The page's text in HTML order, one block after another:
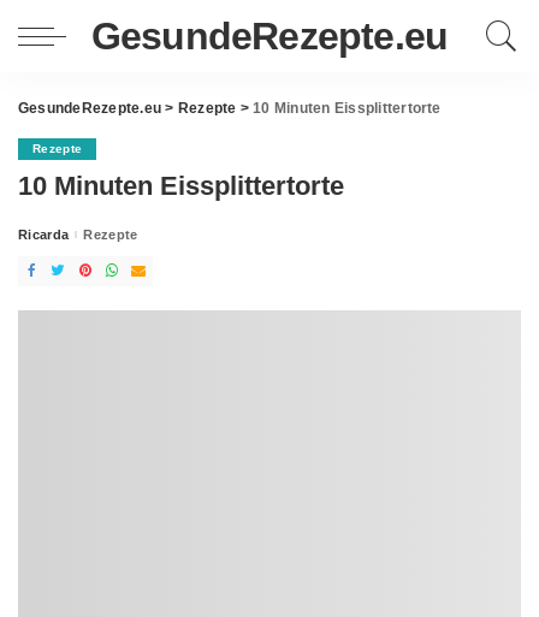
GesundeRezepte.eu
GesundeRezepte.eu > Rezepte >10 Minuten Eissplittertorte
Rezepte
10 Minuten Eissplittertorte
Posted
Ricarda Rezepte